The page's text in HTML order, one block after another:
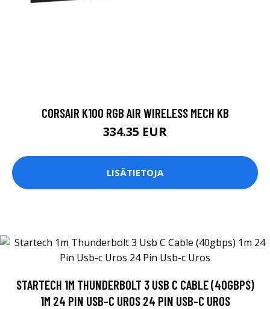
CORSAIR K100 RGB AIR WIRELESS MECH KB
334.35 EUR
LISÄTIETOJA
STARTECH 1M THUNDERBOLT 3 USB C CABLE (40GBPS)
1M 24 PIN USB-C UROS 24 PIN USB-C UROS